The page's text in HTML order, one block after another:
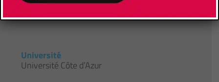
Université
Université Côte d’Azur